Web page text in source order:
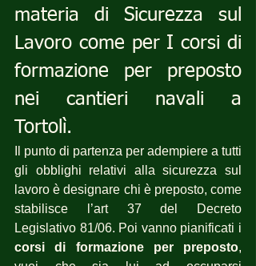
materia di Sicurezza sul
Lavoro come per I corsi di
formazione per preposto
nei cantieri navali a
Tortolì.
Il punto di partenza per adempiere a tutti
gli obblighi relativi alla sicurezza sul
lavoro è designare chi è preposto, come
stabilisce l’art 37 del Decreto
corsi di formazione per preposto,